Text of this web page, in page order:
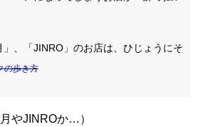
、「JINRO」のお店は、ひじょうにそ
の歩き方
やJINROか…）